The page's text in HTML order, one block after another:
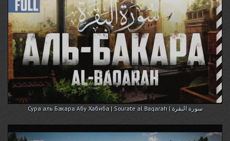
Cура аль Бакара Абу Хабиба | Sourate al Baqarah | سورة البقرة